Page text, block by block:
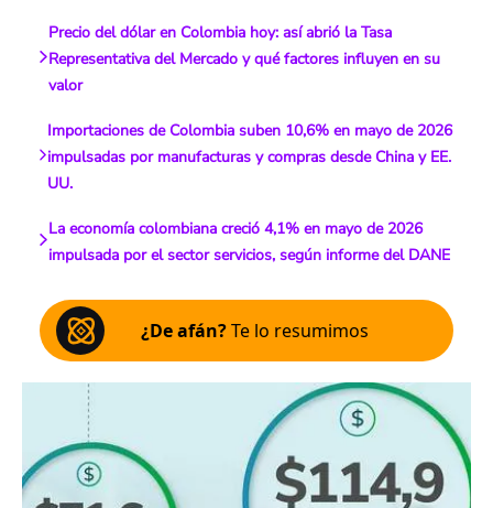
Precio del dólar en Colombia hoy: así abrió la Tasa
Representativa del Mercado y qué factores influyen en su
valor
Importaciones de Colombia suben 10,6% en mayo de 2026
impulsadas por manufacturas y compras desde China y EE.
UU.
La economía colombiana creció 4,1% en mayo de 2026
impulsada por el sector servicios, según informe del DANE
¿De afán?Te lo resumimos